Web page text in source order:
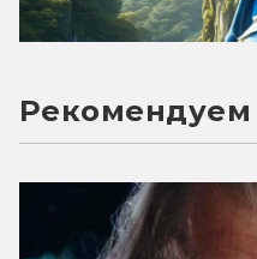
Рекомендуем